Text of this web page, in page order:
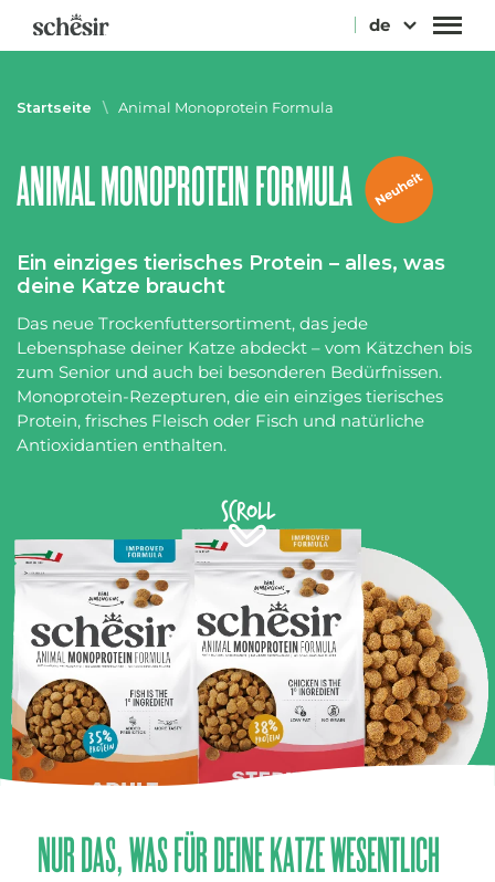
zum
de
Startseite \ Animal Monoprotein Formula
ANIMAL MONOPROTEIN FORMULA
Ein einziges tierisches Protein – alles, was
deine Katze braucht
Das neue Trockenfuttersortiment, das jede
Lebensphase deiner Katze abdeckt – vom Kätzchen bis
zum Senior und auch bei besonderen Bedürfnissen.
Monoprotein-Rezepturen, die ein einziges tierisches
Protein, frisches Fleisch oder Fisch und natürliche
Antioxidantien enthalten.
Scroll
NUR DAS, WAS FÜR DEINE KATZE WESENTLICH